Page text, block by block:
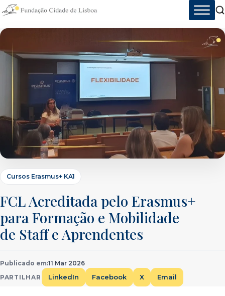
Skip
to
content
Cursos Erasmus+ KA1
FCL Acreditada pelo Erasmus+
para Formação e Mobilidade
de Staff e Aprendentes
Publicado em:11 Mar 2026
PARTILHAR
LinkedIn Facebook X Email